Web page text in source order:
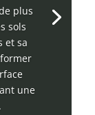
plus
sols
et sa
une